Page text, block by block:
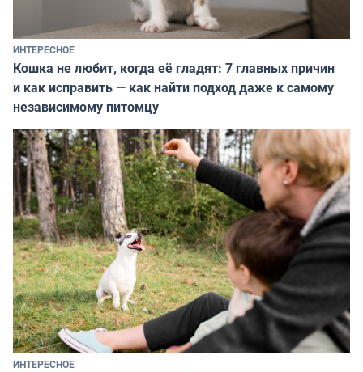
ИНТЕРЕСНОЕ
Кошка не любит, когда её гладят: 7 главных причин
и как исправить — как найти подход даже к самому
независимому питомцу
ИНТЕРЕСНОЕ